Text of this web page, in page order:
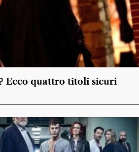
Ecco quattro titoli sicuri